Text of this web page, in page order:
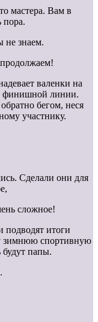
мастера. Вам в
пора.
не знаем.
валенки на
финишной линии.
бегом, неся
участнику.
Сделали они для
сложное!
итоги
зимнюю спортивную
папы.